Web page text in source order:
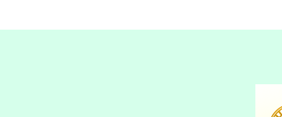
direct